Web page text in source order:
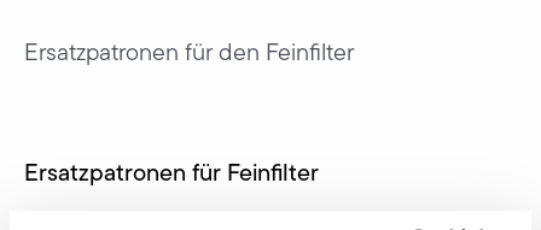
Ersatzpatronen für den Feinfilter
Ersatzpatronen für Feinfilter